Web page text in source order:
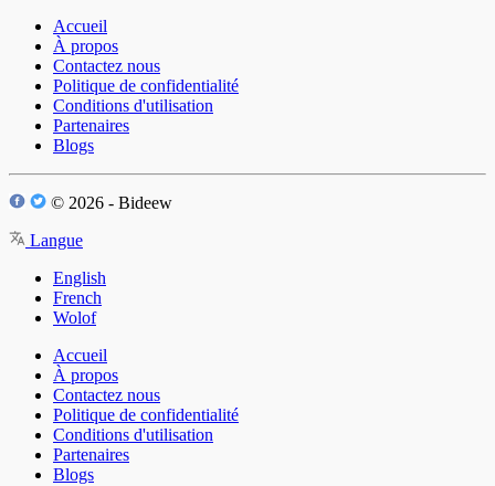
Accueil
À propos
Contactez nous
Politique de confidentialité
Conditions d'utilisation
Partenaires
Blogs
© 2026 - Bideew
Langue
English
French
Wolof
Accueil
À propos
Contactez nous
Politique de confidentialité
Conditions d'utilisation
Partenaires
Blogs